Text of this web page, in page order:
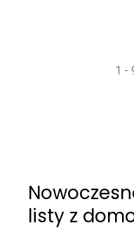
1 -
listy z